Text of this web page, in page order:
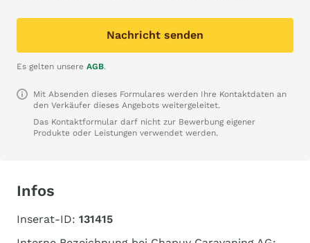
Nachricht senden
Es gelten unsere AGB.
Mit Absenden dieses Formulares werden Ihre Kontaktdaten an
den Verkäufer dieses Angebots weitergeleitet.
Das Kontaktformular darf nicht zur Bewerbung eigener
Produkte oder Leistungen verwendet werden.
Infos
Inserat-ID: 131415